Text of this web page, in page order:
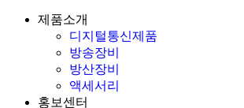
제품소개
디지털통신제품
방송장비
방산장비
액세서리
홍보센터